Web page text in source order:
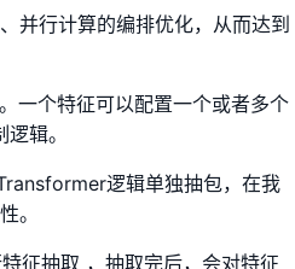
并行计算的编排优化，从而达到
一个特征可以配置一个或者多个
辑。
逻辑单独抽包，在我
。
征抽取 ，抽取完后，会对特征